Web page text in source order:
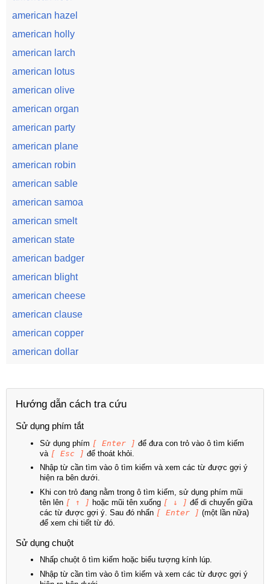
american hazel
american holly
american larch
american lotus
american olive
american organ
american party
american plane
american robin
american sable
american samoa
american smelt
american state
american badger
american blight
american cheese
american clause
american copper
american dollar
Hướng dẫn cách tra cứu
Sử dụng phím tắt
Sử dụng phím [ Enter ] để đưa con trỏ vào ô tìm kiếm
và [ Esc ] để thoát khỏi.
Nhập từ cần tìm vào ô tìm kiếm và xem các từ được gợi ý
hiện ra bên dưới.
Khi con trỏ đang nằm trong ô tìm kiếm, sử dụng phím mũi
tên lên [ ↑ ] hoặc mũi tên xuống [ ↓ ] để di chuyển giữa
các từ được gợi ý. Sau đó nhấn [ Enter ] (một lần nữa)
để xem chi tiết từ đó.
Sử dụng chuột
Nhấp chuột ô tìm kiếm hoặc biểu tượng kính lúp.
Nhập từ cần tìm vào ô tìm kiếm và xem các từ được gợi ý